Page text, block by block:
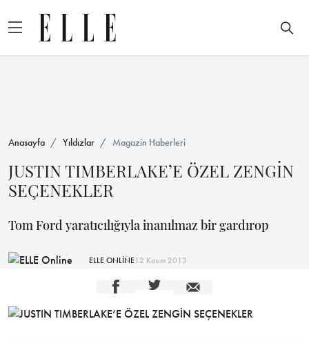
Anasayfa Yıldızlar Magazin Haberleri
JUSTIN TIMBERLAKE’E ÖZEL ZENGİN
SEÇENEKLER
Tom Ford yaratıcılığıyla inanılmaz bir gardırop
ELLE ONLİNE12 Kasım 2013